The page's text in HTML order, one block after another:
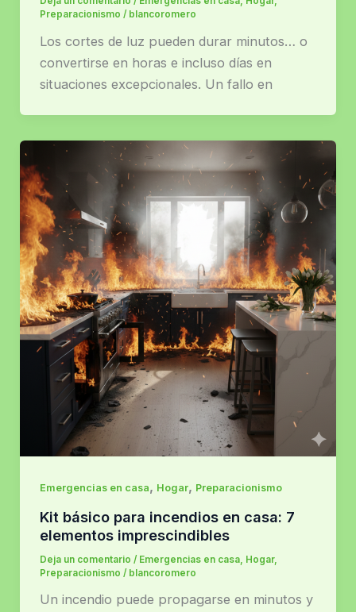
Preparacionismo / blancoromero
Los cortes de luz pueden durar minutos… o
convertirse en horas e incluso días en
situaciones excepcionales. Un fallo en
Emergencias en casa, Hogar, Preparacionismo
Kit básico para incendios en casa: 7
elementos imprescindibles
Deja un comentario / Emergencias en casa, Hogar,
Preparacionismo / blancoromero
Un incendio puede propagarse en minutos y